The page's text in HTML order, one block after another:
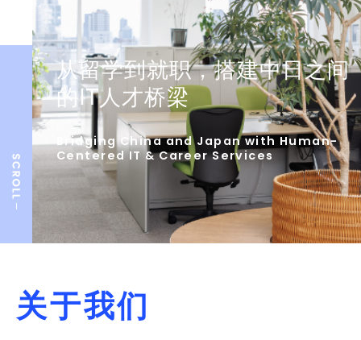
从留学到就职，搭建中日之间
的IT人才桥梁
Bridging China and Japan with Human-
Centered IT & Career Services
关于我们